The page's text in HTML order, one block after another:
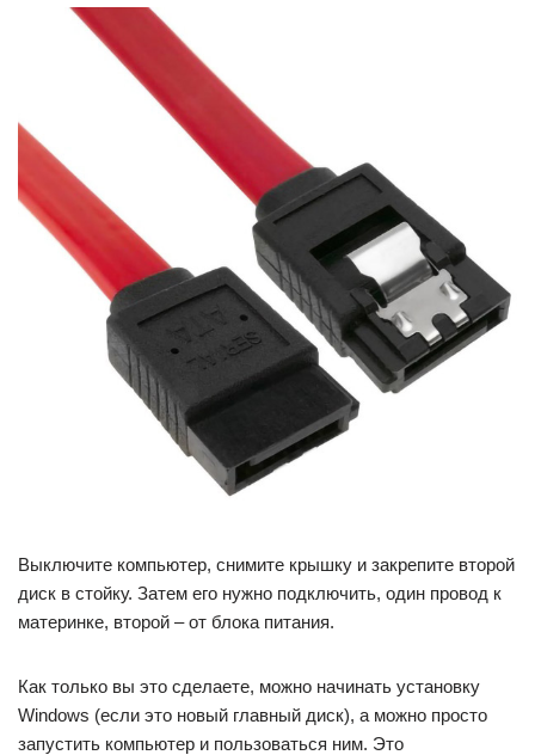
Выключите компьютер, снимите крышку и закрепите второй
диск в стойку. Затем его нужно подключить, один провод к
материнке, второй – от блока питания.
Как только вы это сделаете, можно начинать установку
Windows (если это новый главный диск), а можно просто
запустить компьютер и пользоваться ним. Это